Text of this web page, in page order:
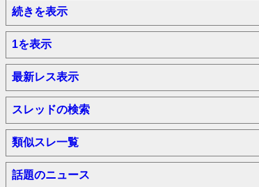
続きを表示
1を表示
最新レス表示
スレッドの検索
類似スレ一覧
話題のニュース